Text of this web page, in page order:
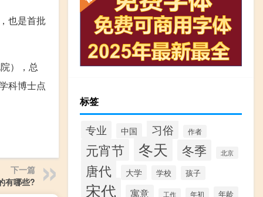
也是首批
），总
科博士点
下一篇
有哪些?
标签
专业 中国 习俗 作者
元宵节 冬天 冬季 北京
唐代 大学 学校 孩子
宋代 寓意 工作 年初 年龄